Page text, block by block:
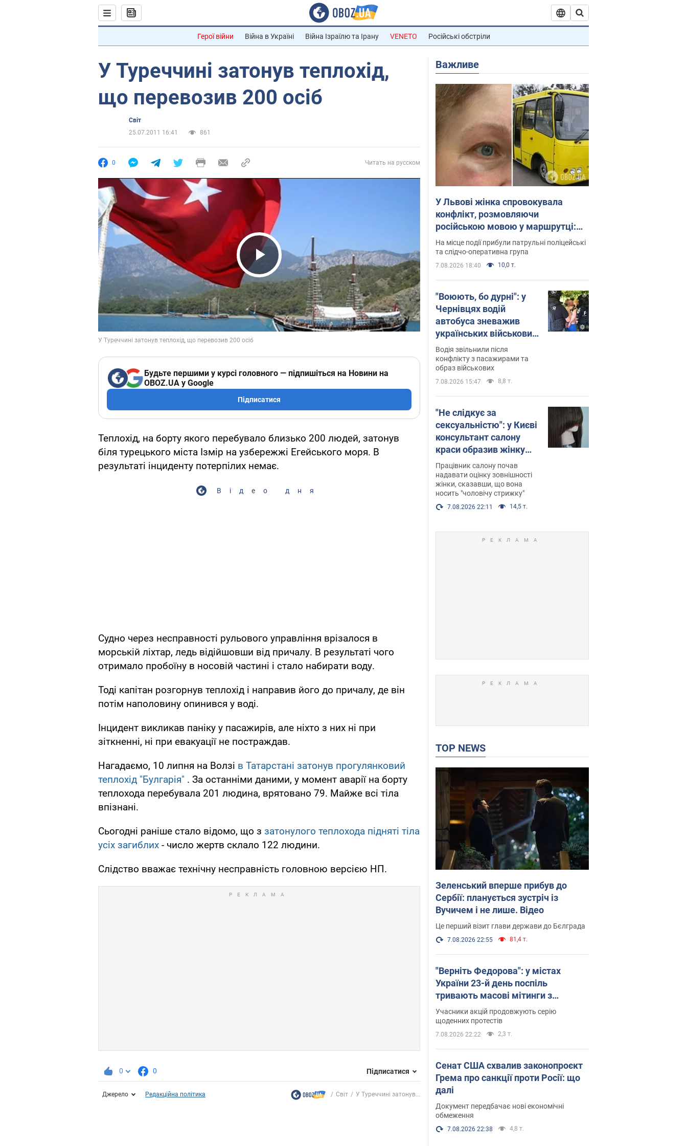
Герої війни Війна в Україні Війна Ізраїлю та Ірану VENETO Російські обстріли
У Туреччині затонув теплохід,
що перевозив 200 осіб
Світ
25.07.2011 16:41
861
0 Читать на русском
Play Video
Будьте першими у курсі головного — підпишіться на Новини на
OBOZ.UA у Google
Підписатися
Теплохід, на борту якого перебувало близько 200 людей, затонув
біля турецького міста Ізмір на узбережжі Егейського моря. В
результаті інциденту потерпілих немає.
Відео дня
Судно через несправності рульового управління врізалося в
морській ліхтар, ледь відійшовши від причалу. В результаті чого
отримало пробоїну в носовій частині і стало набирати воду.
Тоді капітан розгорнув теплохід і направив його до причалу, де він
потім наполовину опинився у воді.
Інцидент викликав паніку у пасажирів, але ніхто з них ні при
зіткненні, ні при евакуації не постраждав.
Нагадаємо, 10 липня на Волзі в Татарстані затонув прогулянковий
теплохід "Булгарія" . За останніми даними, у момент аварії на борту
теплохода перебувала 201 людина, врятовано 79. Майже всі тіла
впізнані.
Сьогодні раніше стало відомо, що з затонулого теплохода підняті тіла
усіх загиблих - число жертв склало 122 людини.
Слідство вважає технічну несправність головною версією НП.
0 0 Підписатися
Джерело Редакційна політика Світ У Туреччині затонув...
Важливе
У Львові жінка спровокувала
конфлікт, розмовляючи
російською мовою у маршрутці:
поліція склала адмінпротокол.
Відео
На місце події прибули патрульні поліцейські
та слідчо-оперативна група
7.08.2026 18:40 10,0 т.
"Воюють, бо дурні": у
Чернівцях водій
автобуса зневажив
українських військових
і поплатився. Відео
Водія звільнили після
конфлікту з пасажирами та
образ військових
7.08.2026 15:47 8,8 т.
"Не слідкує за
сексуальністю": у Києві
консультант салону
краси образив жінку
після хімієтерапії,
розгорівся скандал.
Фото
Працівник салону почав
надавати оцінку зовнішності
жінки, сказавши, що вона
носить "чоловічу стрижку"
7.08.2026 22:11 14,5 т.
TOP NEWS
Зеленський вперше прибув до
Сербії: планується зустріч із
Вучичем і не лише. Відео
Це перший візит глави держави до Бєлграда
7.08.2026 22:55 81,4 т.
"Верніть Федорова": у містах
України 23-й день поспіль
тривають масові мітинги з
картонками. Фото і відео
Учасники акцій продовжують серію
щоденних протестів
7.08.2026 22:22 2,3 т.
Сенат США схвалив законопроєкт
Грема про санкції проти Росії: що
далі
Документ передбачає нові економічні
обмеження
7.08.2026 22:38 4,8 т.